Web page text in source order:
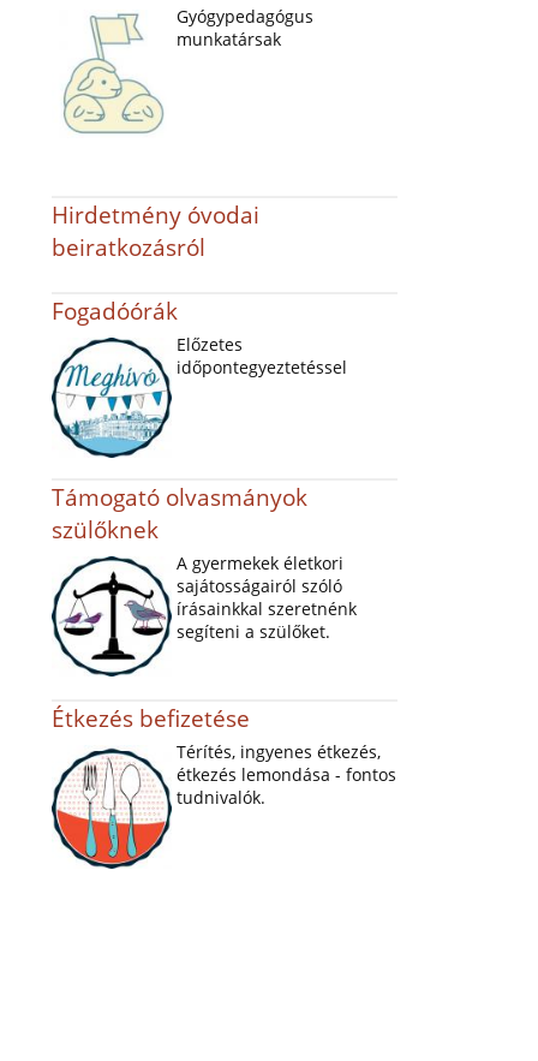
Gyógypedagógus
munkatársak
Hirdetmény óvodai
beiratkozásról
Fogadóórák
Előzetes
időpontegyeztetéssel
Támogató olvasmányok
szülőknek
A gyermekek életkori
sajátosságairól szóló
írásainkkal szeretnénk
segíteni a szülőket.
Étkezés befizetése
Térítés, ingyenes étkezés,
étkezés lemondása - fontos
tudnivalók.